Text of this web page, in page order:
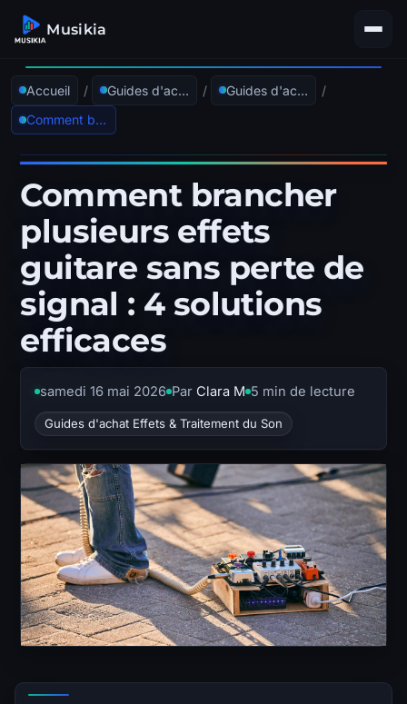
Musikia
Accueil / Guides d'achat / Guides d'achat Effets & Traitement du Son
/
Comment brancher plusieurs effets guitare sans perte de signal : 4 solutions efficaces
Comment brancher
plusieurs effets
guitare sans perte de
signal : 4 solutions
efficaces
samedi 16 mai 2026 Par Clara M 5 min de lecture
Guides d'achat Effets & Traitement du Son
Zone de lecture principale avec sommaire latéral.